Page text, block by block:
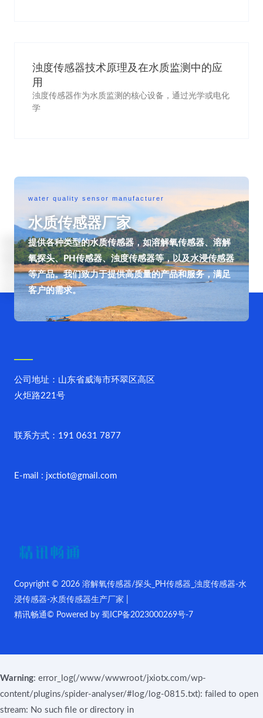
浊度传感器技术原理及在水质监测中的应
用
浊度传感器作为水质监测的核心设备，通过光学或电化
学
water quality sensor manufacturer
水质传感器厂家
提供各种类型的水质传感器，如溶解氧传感器、溶解
氧探头、PH传感器、浊度传感器等，以及水浸传感器
等产品。我们致力于提供高质量的产品和服务，满足
客户的需求。
Copyright © 2026 溶解氧传感器/探头_PH传感器_浊度传感器-水
浸传感器-水质传感器生产厂家 |
精讯畅通© Powered by 蜀ICP备2023000269号-7
公司地址：山东省威海市环翠区高区
火炬路221号
联系方式：191 0631 7877
E-mail : jxctiot@gmail.com
Warning: error_log(/www/wwwroot/jxiotx.com/wp-
content/plugins/spider-analyser/#log/log-0815.txt): failed to open
stream: No such file or directory in